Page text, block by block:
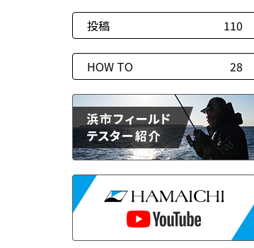
投稿 110
HOW TO 28